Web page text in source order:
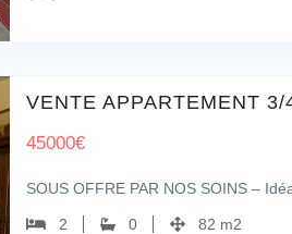
VENTE APPARTEMENT
45000€
SOUS OFFRE PAR NOS SOINS –
2 0 82 m2